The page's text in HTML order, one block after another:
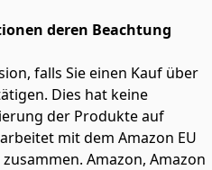
Verlängerung,
Reinigungsbürste
– für vielseitige
den sofortigen Einsatz.
deren Beachtung
falls Sie einen Kauf über
Dies hat keine
der Produkte auf
mit dem Amazon EU
Amazon, Amazon